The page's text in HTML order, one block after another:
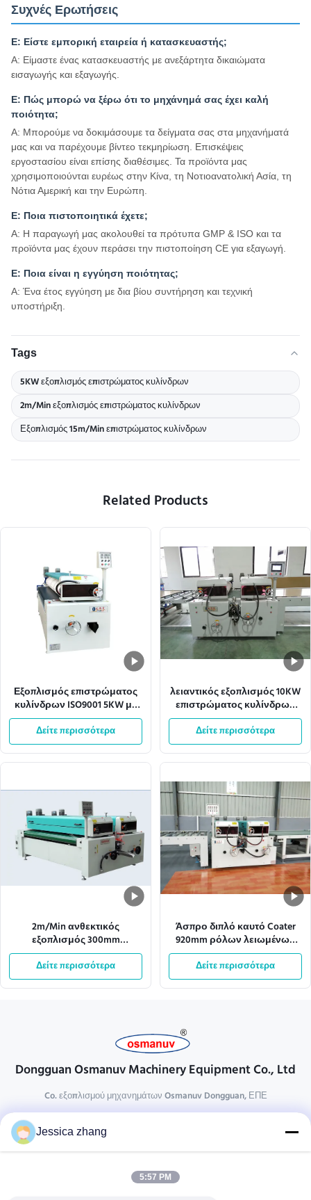
Συχνές Ερωτήσεις
Ε: Είστε εμπορική εταιρεία ή κατασκευαστής;
Α: Είμαστε ένας κατασκευαστής με ανεξάρτητα δικαιώματα
εισαγωγής και εξαγωγής.
Ε: Πώς μπορώ να ξέρω ότι το μηχάνημά σας έχει καλή
ποιότητα;
Α: Μπορούμε να δοκιμάσουμε τα δείγματα σας στα μηχανήματά
μας και να παρέχουμε βίντεο τεκμηρίωση. Επισκέψεις
εργοστασίου είναι επίσης διαθέσιμες. Τα προϊόντα μας
χρησιμοποιούνται ευρέως στην Κίνα, τη Νοτιοανατολική Ασία, τη
Νότια Αμερική και την Ευρώπη.
Ε: Ποια πιστοποιητικά έχετε;
Α: Η παραγωγή μας ακολουθεί τα πρότυπα GMP & ISO και τα
προϊόντα μας έχουν περάσει την πιστοποίηση CE για εξαγωγή.
Ε: Ποια είναι η εγγύηση ποιότητας;
Α: Ένα έτος εγγύηση με δια βίου συντήρηση και τεχνική
υποστήριξη.
Tags
5KW εξοπλισμός επιστρώματος κυλίνδρων
2m/Min εξοπλισμός επιστρώματος κυλίνδρων
Εξοπλισμός 15m/Min επιστρώματος κυλίνδρων
Related Products
Εξοπλισμός επιστρώματος
κυλίνδρων ISO9001 5KW με
το πιάτο χάλυβα 1.5mm
Δείτε περισσότερα
λειαντικός εξοπλισμός 10KW
επιστρώματος κυλίνδρων
Antil πλάτους 1320mm
Effecive
Δείτε περισσότερα
2m/Min ανθεκτικός
εξοπλισμός 300mm
επιστρώματος κυλίνδρων
μήκος κατεργασίας
Δείτε περισσότερα
Άσπρο διπλό καυτό Coater
920mm ρόλων λειωμένων
μετάλλων εναλλασσόμενου
ρεύματος 110v πλάτος
Effecive
Δείτε περισσότερα
Dongguan Osmanuv Machinery Equipment Co., Ltd
Co. εξοπλισμού μηχανημάτων Osmanuv Dongguan, ΕΠΕ
28 δεύτερος ο βιομηχανικός, wei Liu chong, Wanjiang,
DongGuan, Guangdong, Κίνα
Jessica zhang
5:57 PM